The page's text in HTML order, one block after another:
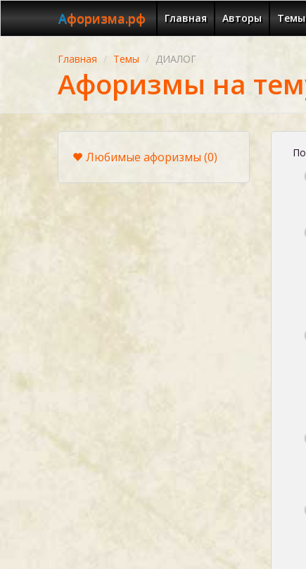
Афоризма.рф Главная Авторы Темы
Главная Темы ДИАЛОГ
Афоризмы на
Любимые афоризмы(0)